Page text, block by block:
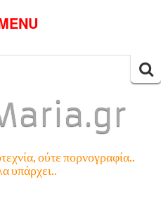
ούτε πορνογραφία..
υπάρχει..